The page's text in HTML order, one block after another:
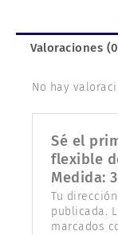
cantidad
Valoraciones
No hay
Sé el
flexible
Medida:
Tu
publicada.
marcados